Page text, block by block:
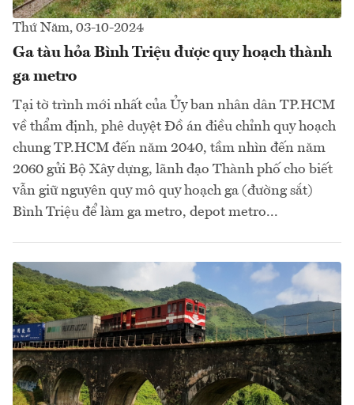
Thứ Năm, 03-10-2024
Ga tàu hỏa Bình Triệu được quy hoạch thành
ga metro
Tại tờ trình mới nhất của Ủy ban nhân dân TP.HCM
về thẩm định, phê duyệt Đồ án điều chỉnh quy hoạch
chung TP.HCM đến năm 2040, tầm nhìn đến năm
2060 gửi Bộ Xây dựng, lãnh đạo Thành phố cho biết
vẫn giữ nguyên quy mô quy hoạch ga (đường sắt)
Bình Triệu để làm ga metro, depot metro...